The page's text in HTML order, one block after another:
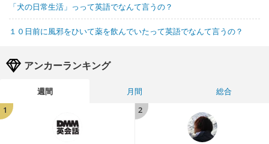
「犬の日常生活」っって英語でなんて言うの？
１０日前に風邪をひいて薬を飲んでいたって英語でなんて言うの？
アンカーランキング
週間 月間
総合
1
2